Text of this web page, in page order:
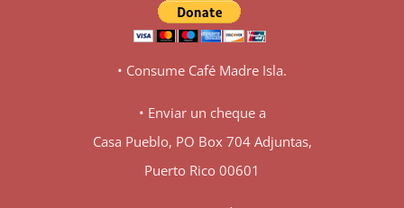
• Consume Café Madre Isla.
• Enviar un cheque a
Casa Pueblo, PO Box 704 Adjuntas,
Puerto Rico 00601